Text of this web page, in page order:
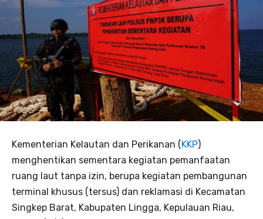
Kementerian Kelautan dan Perikanan ( KKP)
menghentikan sementara kegiatan pemanfaatan
ruang laut tanpa izin, berupa kegiatan pembangunan
terminal khusus (tersus) dan reklamasi di Kecamatan
Singkep Barat, Kabupaten Lingga, Kepulauan Riau,